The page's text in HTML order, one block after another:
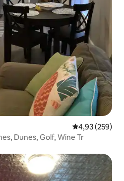
Średnia
4,93 (259)
Dunes, Golf, Wine Tr
Wybór gości